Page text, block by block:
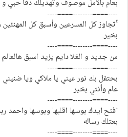
بعام بالأمل موصوف وتهديلك دفا حبي
----====--------====----
أتجاوز كل المسرعين وأسبق كل
بخير.
----====--------====----
من جديد و الغلا دايم يزيد اسبق
----====--------====----
بحتفل بك نور عيني يا ملاكي ويا
عام وأنتي بخير
----====--------====----
افتح ايدك بوسها اقلبها وبوسها واحمد
بعتلك رساله
----====--------====----